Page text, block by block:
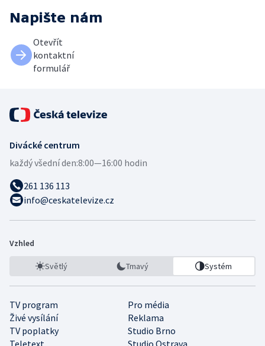
Napište nám
Otevřít
kontaktní
formulář
Divácké centrum
každý všední den:8:00—16:00 hodin
261 136 113
info@ceskatelevize.cz
Vzhled
Světlý Tmavý Systém
TV program
Pro média
Živé vysílání
Reklama
TV poplatky
Studio Brno